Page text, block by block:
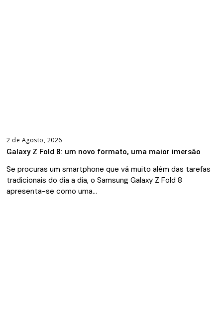
2 de Agosto, 2026
Galaxy Z Fold 8: um novo formato, uma maior imersão
Se procuras um smartphone que vá muito além das tarefas
tradicionais do dia a dia, o Samsung Galaxy Z Fold 8
apresenta-se como uma…